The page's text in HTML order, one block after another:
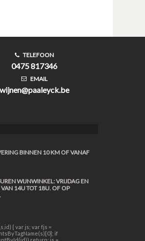
TELEFOON
0475 817346
EMAIL
wijnen@paaleyck.be
BINNEN 10 KM OF VANAF
WIJNWINKEL: VRIJDAG EN
VAN 14U TOT 18U. OF OP
{ var js; var fjs =
if